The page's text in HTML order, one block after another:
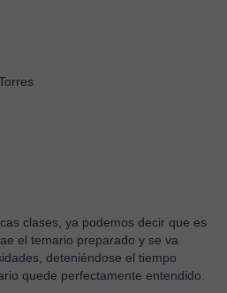
clases, ya podemos decir que es
el temario preparado y se va
deteniéndose el tiempo
quede perfectamente entendido.